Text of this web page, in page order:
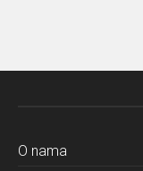
O nama